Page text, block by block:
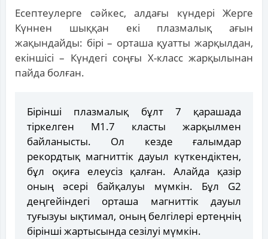
Есептеулерге сәйкес, алдағы күндері Жерге
Күннен шыққан екі плазмалық ағын
жақындайды: бірі – орташа қуатты жарқылдан,
екіншісі – Күндегі соңғы X-класс жарқылынан
пайда болған.
Бірінші плазмалық бұлт 7 қарашада
тіркелген M1.7 класты жарқылмен
байланысты. Ол кезде ғалымдар
рекордтық магниттік дауыл күткендіктен,
бұл оқиға елеусіз қалған. Алайда қазір
оның әсері байқалуы мүмкін. Бұл G2
деңгейіндегі орташа магниттік дауыл
туғызуы ықтимал, оның белгілері ертеңнің
бірінші жартысында сезілуі мүмкін.